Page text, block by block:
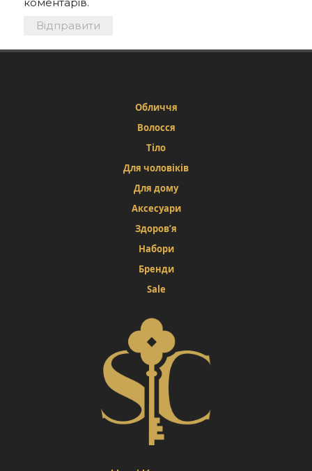
коментарів.
Обличчя
Волосся
Тіло
Для чоловіків
Для дому
Аксесуари
Здоров’я
Набори
Бренди
Sale